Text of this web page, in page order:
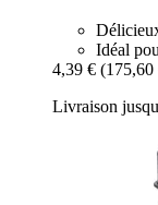
Idéal
4,39 € (175,60
Livraison